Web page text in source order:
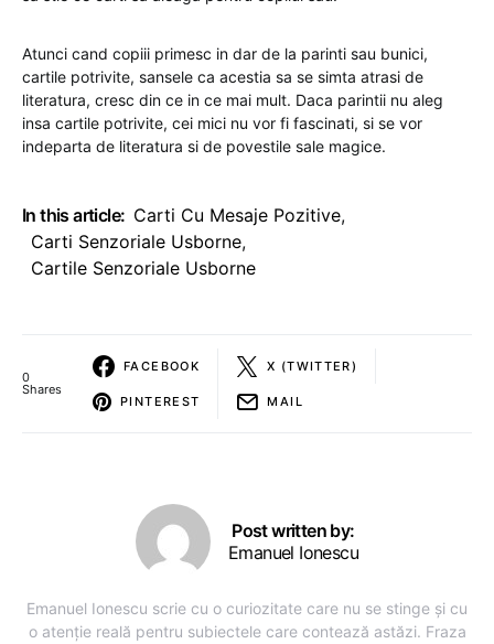
Atunci cand copiii primesc in dar de la parinti sau bunici,
cartile potrivite, sansele ca acestia sa se simta atrasi de
literatura, cresc din ce in ce mai mult. Daca parintii nu aleg
insa cartile potrivite, cei mici nu vor fi fascinati, si se vor
indeparta de literatura si de povestile sale magice.
In this article: Carti Cu Mesaje Pozitive,
Carti Senzoriale Usborne,
Cartile Senzoriale Usborne
0
Shares
FACEBOOK X (TWITTER)
PINTEREST MAIL
Post written by:
Emanuel Ionescu
Emanuel Ionescu scrie cu o curiozitate care nu se stinge și cu
o atenție reală pentru subiectele care contează astăzi. Fraza